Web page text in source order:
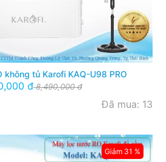
không tủ Karofi KAQ-U98 PRO
đ8,490,000 đ
Đã mua: 13
Giảm 31 %